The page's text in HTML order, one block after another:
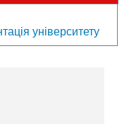
університету